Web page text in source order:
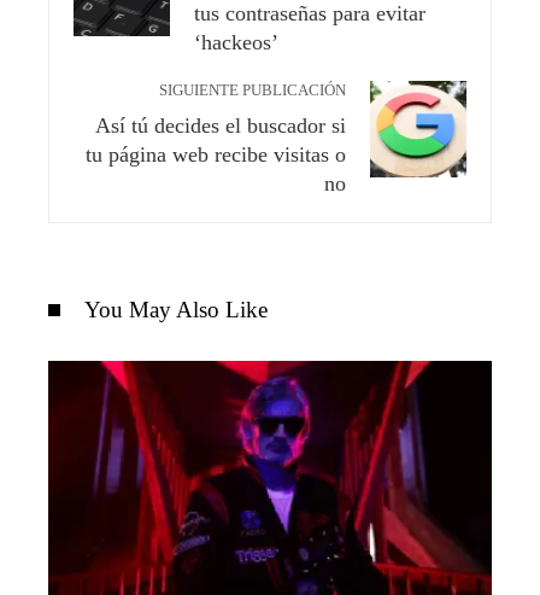
tus contraseñas para evitar
‘hackeos’
SIGUIENTE PUBLICACIÓN
Así tú decides el buscador si
tu página web recibe visitas o
no
You May Also Like